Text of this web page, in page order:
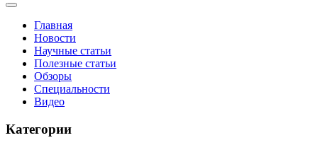
Главная
Новости
Научные статьи
Полезные статьи
Обзоры
Специальности
Видео
Категории